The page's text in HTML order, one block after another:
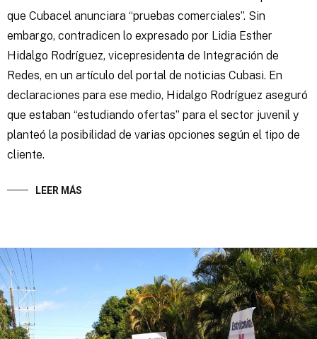
que Cubacel anunciara “pruebas comerciales”. Sin
embargo, contradicen lo expresado por Lidia Esther
Hidalgo Rodríguez, vicepresidenta de Integración de
Redes, en un artículo del portal de noticias Cubasi. En
declaraciones para ese medio, Hidalgo Rodríguez aseguró
que estaban “estudiando ofertas” para el sector juvenil y
planteó la posibilidad de varias opciones según el tipo de
cliente.
LEER MÁS